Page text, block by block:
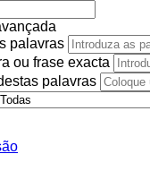
palavras
ou frase exacta
palavras